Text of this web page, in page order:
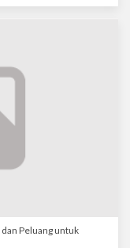
Peluang untuk